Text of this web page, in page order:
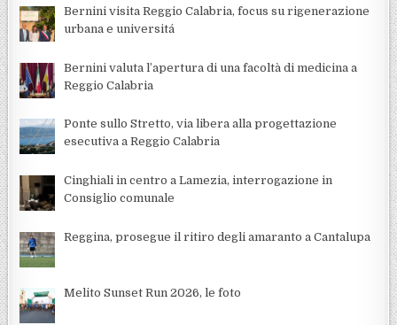
Bernini visita Reggio Calabria, focus su rigenerazione
urbana e universitá
Bernini valuta l’apertura di una facoltà di medicina a
Reggio Calabria
Ponte sullo Stretto, via libera alla progettazione
esecutiva a Reggio Calabria
Cinghiali in centro a Lamezia, interrogazione in
Consiglio comunale
Reggina, prosegue il ritiro degli amaranto a Cantalupa
Melito Sunset Run 2026, le foto